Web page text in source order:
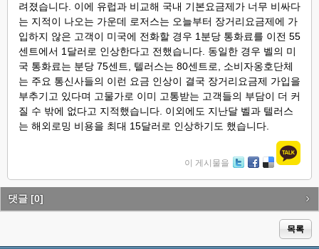
려졌습니다. 이에 유럽과 비교해 국내 기본요금제가 너무 비싸다
는 지적이 나오는 가운데 로저스는 오늘부터 장거리요금제에 가
입하지 않은 고객이 미국에 전화할 경우 1분당 통화료를 이전 55
센트에서 1달러로 인상한다고 전했습니다. 동일한 경우 벨의 미
국 통화료는 분당 75센트, 텔러스는 80센트로, 소비자옹호단체
는 주요 통신사들의 이런 요금 인상이 결국 장거리요금제 가입을
부추기고 있다며 고물가로 이미 고통받는 고객들의 부담이 더 커
질 수 밖에 없다고 지적했습니다. 이외에도 지난달 벨과 텔러스
는 해외로밍 비용을 최대 15달러로 인상하기도 했습니다.
이 게시물을
itte ce lici
댓글 [0]
목록